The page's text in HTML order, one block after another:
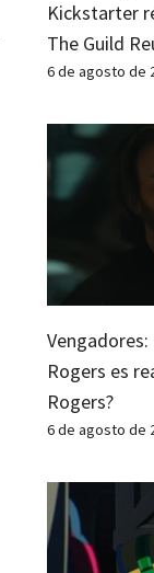
Kickstarter
The Guild
6 de agosto de
Rogers es
Rogers?
6 de agosto de